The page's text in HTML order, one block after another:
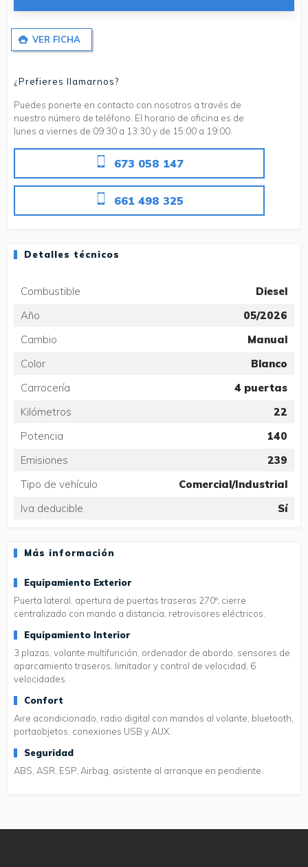
VER FICHA
¿Prefieres llamarnos?
Puedes ponerte en contacto con nosotros a través de
nuestro número de teléfono. El horario de oficina es de
lunes a viernes de 09:30 a 13:30 y de 15:00 a 19:00.
673 058 147
661 498 325
Detalles técnicos
Combustible
Diesel
Año
05/2026
Cambio
Manual
Color
Blanco
Carrocería
4 puertas
Kilómetros
22
Potencia
140
Emisiones
239
Tipo de vehículo
Comercial/Industrial
Iva deducible
Sí
Más información
Equipamiento Exterior
Puerta lateral, apertura de puertas traseras 270º, cierre
centralizado con mando a distancia, retrovisores eléctricos.
Equipamiento Interior
3 plazas, volante multifunción, ordenador de abordo, sensores de
aparcamiento traseros, limitador y control de velocidad, 6
velocidades.
Confort
Aire acondicionado, radio digital con mandos al volante, bluetooth,
portaobjetos, conexiones USB y AUX.
Seguridad
ABS, ASR, ESP, Airbag, asistente al arranque en pendiente.